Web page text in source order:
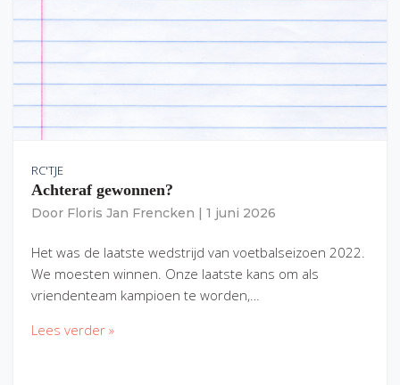
RC'TJE
Achteraf gewonnen?
Door Floris Jan Frencken 1 juni 2026
Het was de laatste wedstrijd van voetbalseizoen 2022.
We moesten winnen. Onze laatste kans om als
vriendenteam kampioen te worden,…
Lees verder »